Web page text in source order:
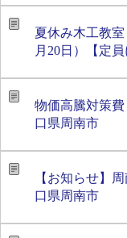
夏休み木工教
月20日）【定
物価高騰対策
口県周南市
【お知らせ】
口県周南市